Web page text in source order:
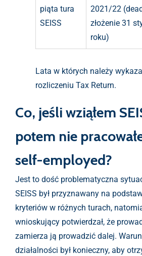
piąta tura
SEISS
2021/22
złożenie 31
roku)
Lata w których należy
rozliczeniu Tax Return.
Co, jeśli wziąłem
potem nie
self-employed?
Jest to dość problematyczna
SEISS był przyznawany na
kryteriów w różnych turach,
wnioskujący potwierdzał, że
zamierza ją prowadzić dalej.
działalności był konieczny, aby